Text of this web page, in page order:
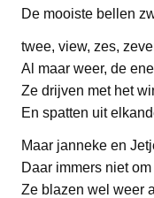
De mooiste bellen
twee, view, zes,
Al maar weer, de
Ze drijven met het
En spatten uit
Maar janneke en
Daar immers niet
Ze blazen wel weer